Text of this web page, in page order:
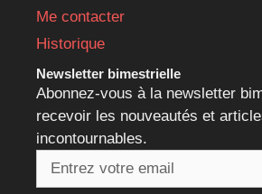
Me contacter
Historique
Newsletter bimestrielle
Abonnez-vous à la newsletter
recevoir les nouveautés et
incontournables.